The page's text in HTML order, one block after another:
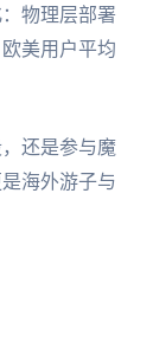
物理层部署
美用户平均
还是参与魔
海外游子与